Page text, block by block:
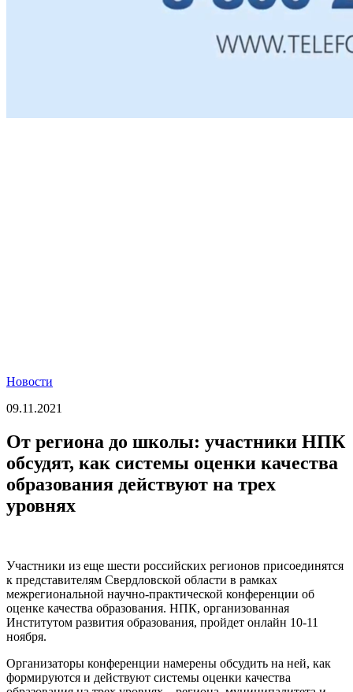
Новости
09.11.2021
От региона до школы: участники НПК
обсудят, как системы оценки качества
образования действуют на трех
уровнях
Участники из еще шести российских регионов присоединятся
к представителям Свердловской области в рамках
межрегиональной научно-практической конференции об
оценке качества образования. НПК, организованная
Институтом развития образования, пройдет онлайн 10-11
ноября.
Организаторы конференции намерены обсудить на ней, как
формируются и действуют системы оценки качества